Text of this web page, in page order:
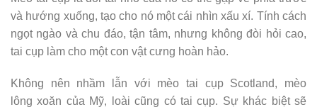
và hướng xuống, tạo cho nó một cái nhìn xấu xí. Tính cách
ngọt ngào và chu đáo, tận tâm, nhưng không đòi hỏi cao,
tai cụp làm cho một con vật cưng hoàn hảo.
Không nên nhầm lẫn với mèo tai cụp Scotland, mèo
lông xoăn của Mỹ, loài cũng có tai cụp. Sự khác biệt sẽ